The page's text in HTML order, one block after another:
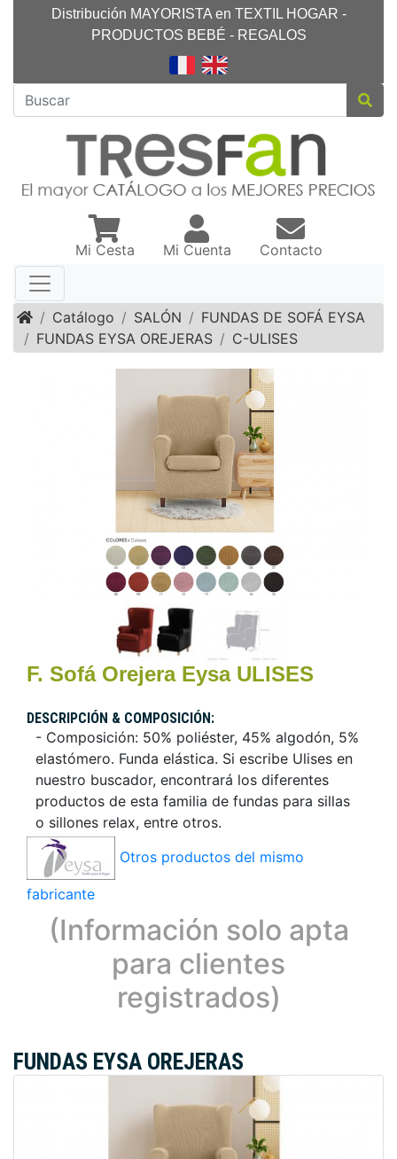
Distribución MAYORISTA en TEXTIL HOGAR -
PRODUCTOS BEBÉ - REGALOS
Mi Cesta Mi Cuenta Contacto
InicioCatálogo SALÓN
FUNDAS DE SOFÁ EYSA
FUNDAS EYSA OREJERAS
C-ULISES
F. Sofá Orejera Eysa ULISES
DESCRIPCIÓN & COMPOSICIÓN:
- Composición: 50% poliéster, 45% algodón, 5%
elastómero. Funda elástica. Si escribe Ulises en
nuestro buscador, encontrará los diferentes
productos de esta familia de fundas para sillas
o sillones relax, entre otros.
Otros productos del mismo
fabricante
(Información solo apta
para clientes
registrados)
FUNDAS EYSA OREJERAS